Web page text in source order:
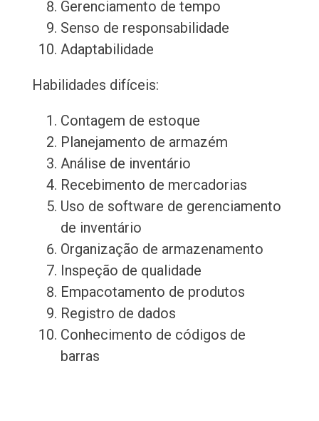
Gerenciamento de tempo
Senso de responsabilidade
Adaptabilidade
Habilidades difíceis:
Contagem de estoque
Planejamento de armazém
Análise de inventário
Recebimento de mercadorias
Uso de software de gerenciamento
de inventário
Organização de armazenamento
Inspeção de qualidade
Empacotamento de produtos
Registro de dados
Conhecimento de códigos de
barras